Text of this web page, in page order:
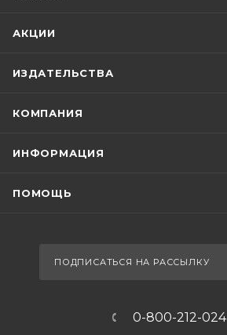
АКЦИИ
ИЗДАТЕЛЬСТВА
КОМПАНИЯ
ИНФОРМАЦИЯ
ПОМОЩЬ
ПОДПИСАТЬСЯ НА РАССЫЛКУ
0-800-212-024